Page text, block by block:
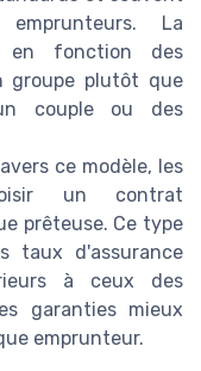
La
en fonction des
groupe plutôt que
couple ou des
ce modèle, les
un contrat
prêteuse. Ce type
taux d'assurance
à ceux des
garanties mieux
emprunteur.